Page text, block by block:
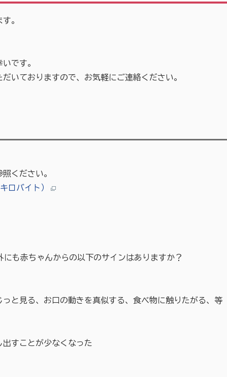
。
です。
いておりますので、お気軽にご連絡ください。
ください。
ロバイト）
も赤ちゃんからの以下のサインはありますか？
見る、お口の動きを真似する、食べ物に触りたがる、等
すことが少なくなった